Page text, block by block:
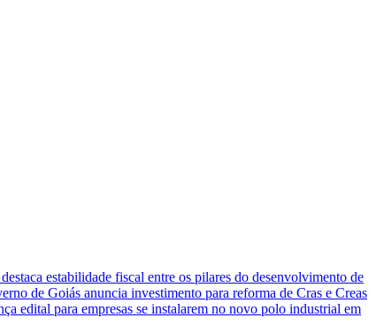
estabilidade fiscal entre os pilares do desenvolvimento de
de Goiás anuncia investimento para reforma de Cras e Creas
edital para empresas se instalarem no novo polo industrial em